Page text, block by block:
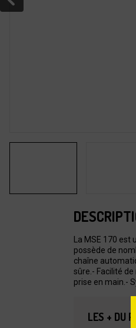
La MSE 170
possède de
chaîne
sûre.- Facilité
prise en main.-
LES + DU